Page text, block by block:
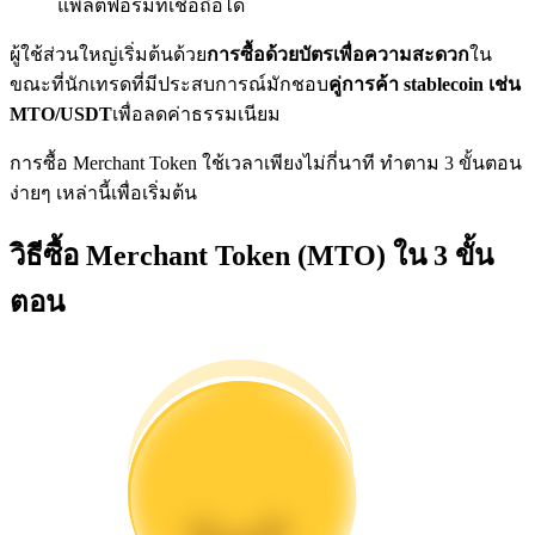
การวิเคราะห์ข้อมูลขนาดใหญ่ รวมถึงข้อมูลการค้า ฯลฯ
แนะนำ
คู่มือเริ่มต้นฟิวเจอร์ส
แพลตฟอร์มที่เชื่อถือได้
ผู้ใช้ส่วนใหญ่เริ่มต้นด้วยการซื้อด้วยบัตรเพื่อความสะดวกใน
ขณะที่นักเทรดที่มีประสบการณ์มักชอบคู่การค้า stablecoin เช่น
MTO/USDTเพื่อลดค่าธรรมเนียม
การซื้อ Merchant Token ใช้เวลาเพียงไม่กี่นาที ทำตาม 3 ขั้นตอน
ง่ายๆ เหล่านี้เพื่อเริ่มต้น
วิธีซื้อ Merchant Token (MTO) ใน 3 ขั้น
ตอน